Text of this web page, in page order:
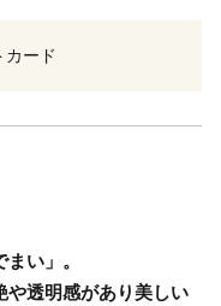
カード
い」。
や透明感があり美しい